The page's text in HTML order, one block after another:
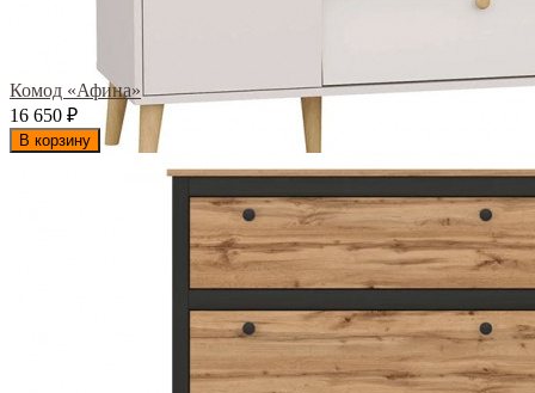
Комод «Афина»
16 650 ₽
В корзину